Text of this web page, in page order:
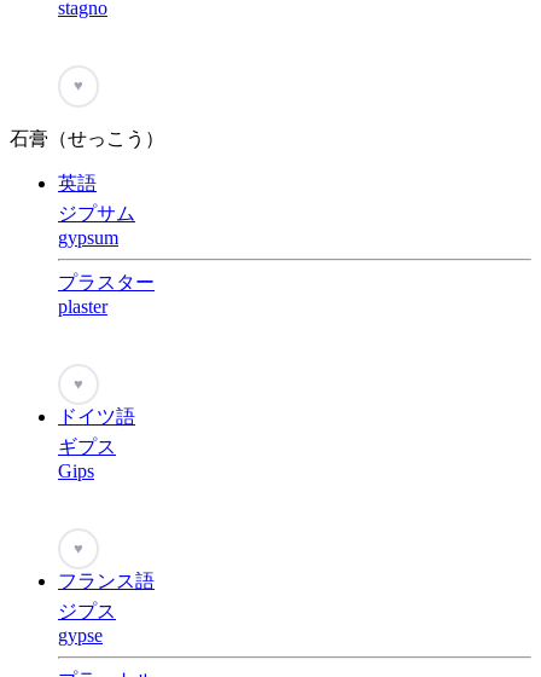
stagno
♥
石膏（せっこう）
英語
ジプサム
gypsum
プラスター
plaster
♥
ドイツ語
ギプス
Gips
♥
フランス語
ジプス
gypse